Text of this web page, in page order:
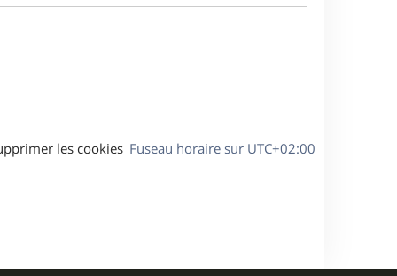
Fuseau horaire sur UTC+02:00
les cookies